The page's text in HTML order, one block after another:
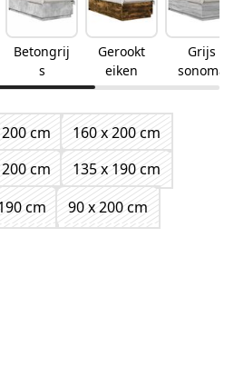
Betongrij
s
Gerookt
eiken
Grijs
sonoma
cm
160 x 200 cm
cm
135 x 190 cm
cm
90 x 200 cm